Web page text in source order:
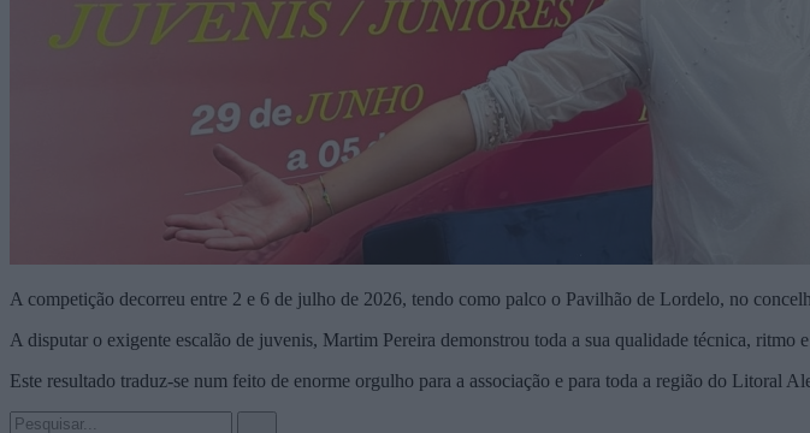
A competição decorreu entre 2 e 6 de julho de 2026, tendo como palco o Pavilhão de Lordelo, no
A disputar o exigente escalão de juvenis, Martim Pereira demonstrou toda a sua qualidade técnica,
Este resultado traduz-se num feito de enorme orgulho para a associação e para toda a região do Litoral